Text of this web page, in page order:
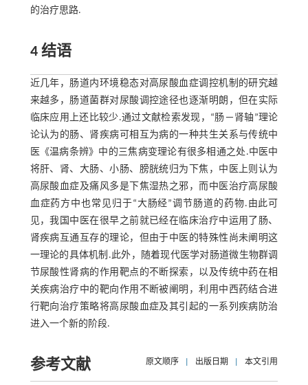
的治疗思路.
4 结语
近几年，肠道内环境稳态对高尿酸血症调控机制的研究越
来越多，肠道菌群对尿酸调控途径也逐渐明朗，但在实际
临床应用上还比较少.通过文献检索发现，“肠－肾轴”理论
论认为的肠、肾疾病可相互为病的一种共生关系与传统中
医《温病条辨》中的三焦病变理论有很多相通之处.中医中
将肝、肾、大肠、小肠、膀胱统归为下焦，中医上则认为
高尿酸血症及痛风多是下焦湿热之邪，而中医治疗高尿酸
血症药方中也常见归于“大肠经”调节肠道的药物.由此可
见，我国中医在很早之前就已经在临床治疗中运用了肠、
肾疾病互通互存的理论，但由于中医的特殊性尚未阐明这
一理论的具体机制.此外，随着现代医学对肠道微生物群调
节尿酸性肾病的作用靶点的不断探索，以及传统中药在相
关疾病治疗中的靶向作用不断被阐明，利用中西药结合进
行靶向治疗策略将高尿酸血症及其引起的一系列疾病防治
进入一个新的阶段.
参考文献 原文顺序 出版日期 本文引用